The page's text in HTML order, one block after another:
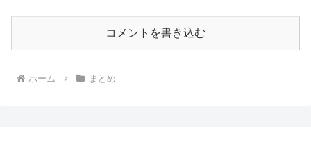
コメントを書き込む
ホーム まとめ